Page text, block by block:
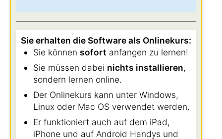
Sie erhalten die Software als Onlinekurs:
Sie können sofort anfangen zu lernen!
Sie müssen dabei nichts installieren,
sondern lernen online.
Der Onlinekurs kann unter Windows,
Linux oder Mac OS verwendet werden.
Er funktioniert auch auf dem iPad,
iPhone und auf Android Handys und